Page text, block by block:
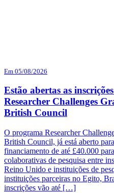
Em 05/08/2026
Estão abertas as
Researcher Challenges
British Council
O programa Researcher
British Council, já está aberto
financiamento de até £40.000
colaborativas de pesquisa entre
Reino Unido e instituições de
instituições parceiras no Egito,
inscrições vão até […]